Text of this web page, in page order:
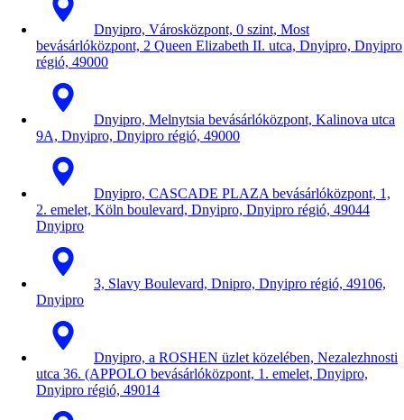
Dnyipro, Városközpont, 0 szint, Most
bevásárlóközpont, 2 Queen Elizabeth II. utca, Dnyipro, Dnyipro
régió, 49000
Dnyipro, Melnytsia bevásárlóközpont, Kalinova utca
9A, Dnyipro, Dnyipro régió, 49000
Dnyipro, CASCADE PLAZA bevásárlóközpont, 1,
2. emelet, Köln boulevard, Dnyipro, Dnyipro régió, 49044
Dnyipro
3, Slavy Boulevard, Dnipro, Dnyipro régió, 49106,
Dnyipro
Dnyipro, a ROSHEN üzlet közelében, Nezalezhnosti
utca 36. (APPOLO bevásárlóközpont, 1. emelet, Dnyipro,
Dnyipro régió, 49014